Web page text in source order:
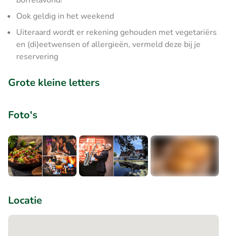
Ook geldig in het weekend
Uiteraard wordt er rekening gehouden met vegetariërs
en (di)eetwensen of allergieën, vermeld deze bij je
reservering
Grote kleine letters
Foto's
Locatie